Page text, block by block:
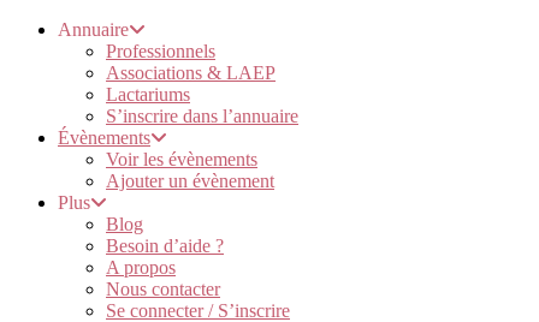
Annuaire
Professionnels
Associations & LAEP
Lactariums
S’inscrire dans l’annuaire
Évènements
Voir les évènements
Ajouter un évènement
Plus
Blog
Besoin d’aide ?
A propos
Nous contacter
Se connecter / S’inscrire